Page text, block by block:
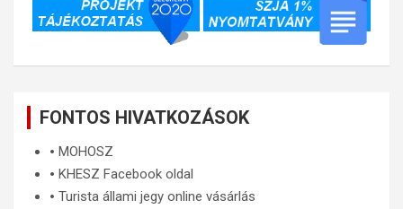
FONTOS HIVATKOZÁSOK
🞄 MOHOSZ
🞄 KHESZ Facebook oldal
🞄 Turista állami jegy online vásárlás